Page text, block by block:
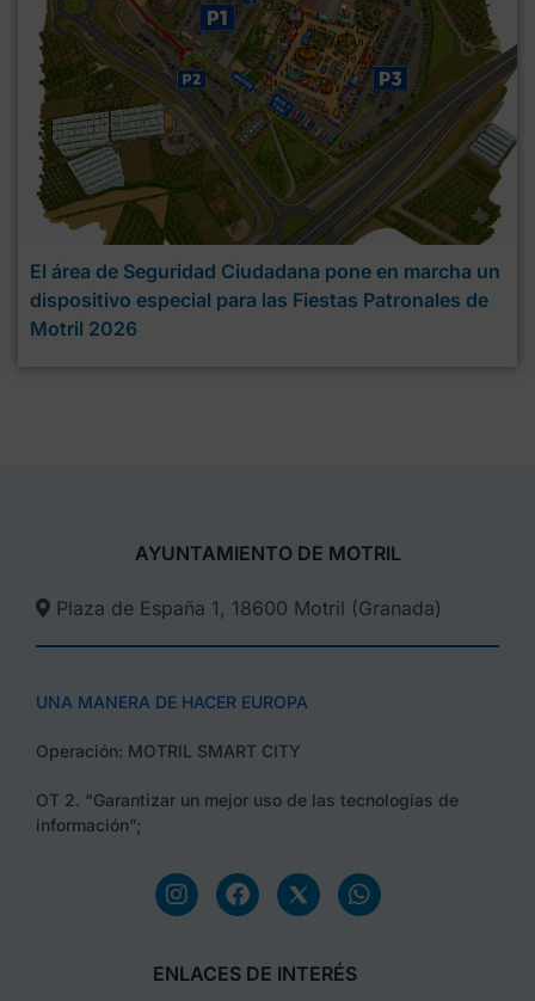
El área de Seguridad Ciudadana pone en marcha un
dispositivo especial para las Fiestas Patronales de
Motril 2026
AYUNTAMIENTO DE MOTRIL
Plaza de España 1, 18600 Motril (Granada)​
UNA MANERA DE HACER EUROPA
Operación: MOTRIL SMART CITY
OT 2. “Garantizar un mejor uso de las tecnologías de
información”;
ENLACES DE INTERÉS